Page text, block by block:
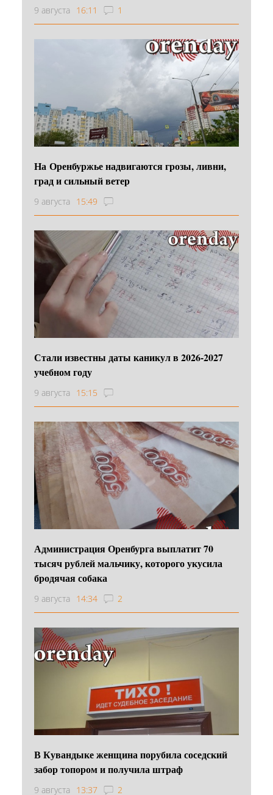
9 августа 16:11 1
На Оренбуржье надвигаются грозы, ливни,
град и сильный ветер
9 августа 15:49
Стали известны даты каникул в 2026-2027
учебном году
9 августа 15:15
Администрация Оренбурга выплатит 70
тысяч рублей мальчику, которого укусила
бродячая собака
9 августа 14:34 2
В Кувандыке женщина порубила соседский
забор топором и получила штраф
9 августа 13:37 2